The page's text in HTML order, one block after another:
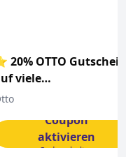
20% OTTO Gutschein
viele
Coupon
aktivieren
Code erhalten